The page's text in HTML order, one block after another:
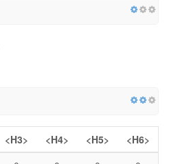
<H3> <H4> <H5>
<H6>